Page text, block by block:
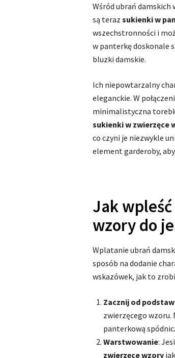
Wśród ubrań damskich
są teraz sukienki w
wszechstronności i
w panterkę doskonale
bluzki damskie.
Ich niepowtarzalny
eleganckie. W
minimalistyczna
sukienki w zwierzęce
co czyni je niezwykle
element garderoby,
Jak
wzory do
Wplatanie ubrań
sposób na dodanie
wskazówek, jak to
Zacznij od podstaw
zwierzęcego wzoru.
panterkową
Warstwowanie:
zwierzęce wzory